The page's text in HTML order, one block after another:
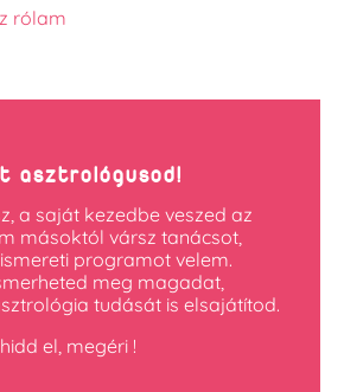
rólam
asztrológusod!
a saját kezedbe veszed az
másoktól vársz tanácsot,
programot velem.
meg magadat,
tudását is elsajátítod.
el, megéri !